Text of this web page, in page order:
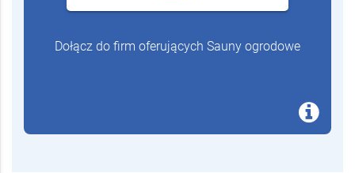
Dołącz do firm oferujących Sauny ogrodowe